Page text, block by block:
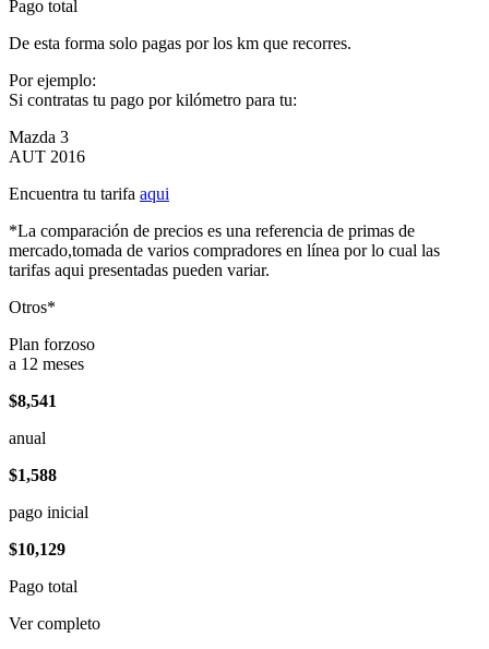
Pago total
De esta forma solo pagas por los km que recorres.
Por ejemplo:
Si contratas tu pago por kilómetro para tu:
Mazda 3
AUT 2016
Encuentra tu tarifa aqui
*La comparación de precios es una referencia de primas de
mercado,tomada de varios compradores en línea por lo cual las
tarifas aqui presentadas pueden variar.
Otros*
Plan forzoso
a 12 meses
$8,541
anual
$1,588
pago inicial
$10,129
Pago total
Ver completo